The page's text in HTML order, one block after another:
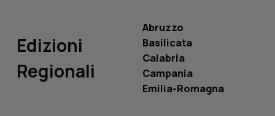
Edizioni
Regionali
Abruzzo
Basilicata
Calabria
Campania
Emilia-Romagna